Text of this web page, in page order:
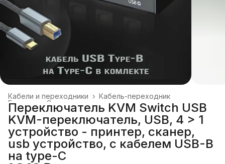
Кабель-переходник
Кабели и переходники ›
Электроника
Главная
Переключатель KVM Switch USB
KVM-переключатель, USB, 4 > 1
устройство - принтер, сканер,
usb устройство, с кабелем USB-B
на type-C